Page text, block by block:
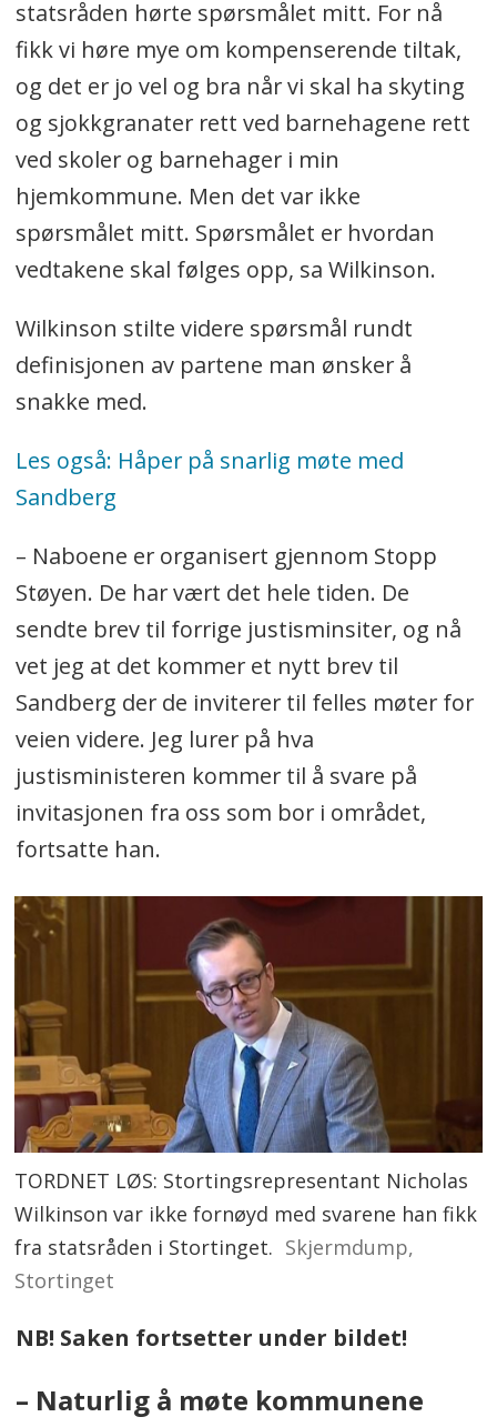
statsråden hørte spørsmålet mitt. For nå
fikk vi høre mye om kompenserende tiltak,
og det er jo vel og bra når vi skal ha skyting
og sjokkgranater rett ved barnehagene rett
ved skoler og barnehager i min
hjemkommune. Men det var ikke
spørsmålet mitt. Spørsmålet er hvordan
vedtakene skal følges opp, sa Wilkinson.
Wilkinson stilte videre spørsmål rundt
definisjonen av partene man ønsker å
snakke med.
Les også: Håper på snarlig møte med
Sandberg
– Naboene er organisert gjennom Stopp
Støyen. De har vært det hele tiden. De
sendte brev til forrige justisminsiter, og nå
vet jeg at det kommer et nytt brev til
Sandberg der de inviterer til felles møter for
veien videre. Jeg lurer på hva
justisministeren kommer til å svare på
invitasjonen fra oss som bor i området,
fortsatte han.
TORDNET LØS: Stortingsrepresentant Nicholas
Wilkinson var ikke fornøyd med svarene han fikk
fra statsråden i Stortinget. Skjermdump,
Stortinget
NB! Saken fortsetter under bildet!
– Naturlig å møte kommunene